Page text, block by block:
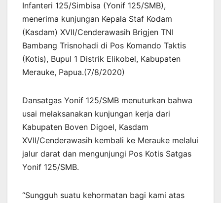
Infanteri 125/Simbisa (Yonif 125/SMB),
menerima kunjungan Kepala Staf Kodam
(Kasdam) XVII/Cenderawasih Brigjen TNI
Bambang Trisnohadi di Pos Komando Taktis
(Kotis), Bupul 1 Distrik Elikobel, Kabupaten
Merauke, Papua.(7/8/2020)
Dansatgas Yonif 125/SMB menuturkan bahwa
usai melaksanakan kunjungan kerja dari
Kabupaten Boven Digoel, Kasdam
XVII/Cenderawasih kembali ke Merauke melalui
jalur darat dan mengunjungi Pos Kotis Satgas
Yonif 125/SMB.
“Sungguh suatu kehormatan bagi kami atas